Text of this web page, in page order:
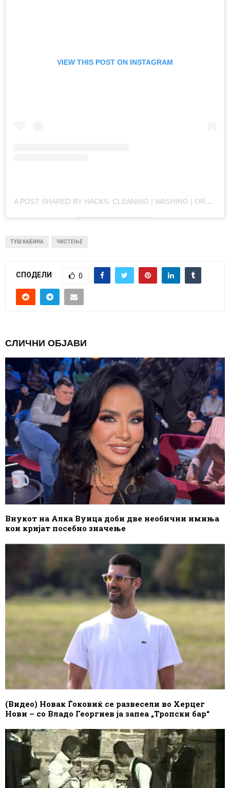
VIEW THIS POST ON INSTAGRAM
A POST SHARED BY HACKS: CLEANING | WASHING | ORGANISATION | MOTIVATION (@HOME.WITH.LEANNE)
ТУШ КАБИНА ЧИСТЕЊЕ
СПОДЕЛИ 0
СЛИЧНИ ОБЈАВИ
Внукот на Алка Вуица доби две необични имиња
кои кријат посебно значење
(Видео) Новак Ѓоковиќ се развесели во Херцег
Нови – со Владо Георгиев ја запеа „Тропски бар“